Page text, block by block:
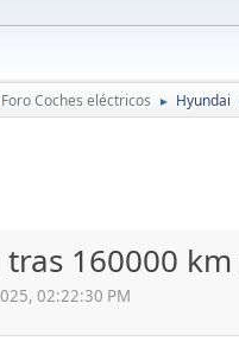
Foro Coches eléctricos ► Hyundai
160000
02:22:30 PM